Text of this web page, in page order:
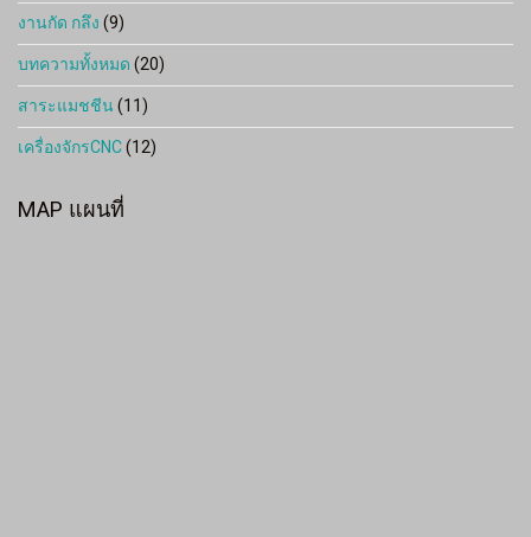
งานกัด กลึง(9)
บทความทั้งหมด(20)
สาระแมชชีน(11)
เครื่องจักรCNC(12)
MAP แผนที่